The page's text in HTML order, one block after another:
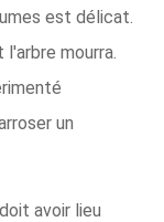
est délicat.
mourra.
un
avoir lieu